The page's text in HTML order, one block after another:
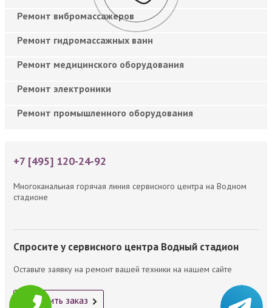
Ремонт вибромассажеров
Ремонт гидромассажных ванн
Ремонт медицинского оборудования
Ремонт электроники
Ремонт промышленного оборудования
+7 [495] 120-24-92
Многоканальная горячая линия сервисного центра на Водном
стадионе
Спросите у сервисного центра Водный стадион
Оставьте заявку на ремонт вашей техники на нашем сайте
Оформить заказ